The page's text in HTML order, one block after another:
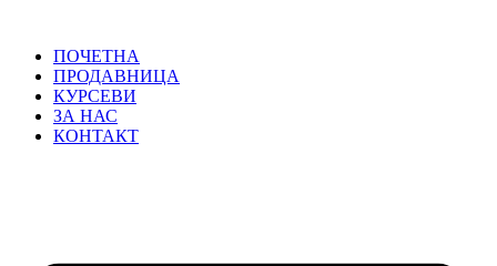
ПОЧЕТНА
ПРОДАВНИЦА
КУРСЕВИ
ЗА НАС
КОНТАКТ